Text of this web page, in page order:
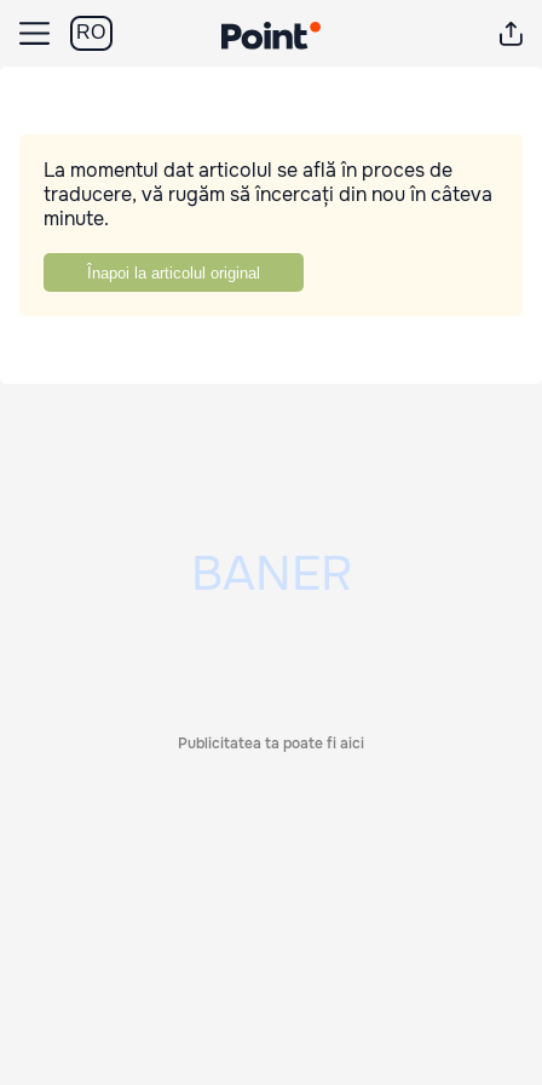
RO
La momentul dat articolul se află în proces de
traducere, vă rugăm să încercați din nou în câteva
minute.
Înapoi la articolul original
Publicitatea ta poate fi aici